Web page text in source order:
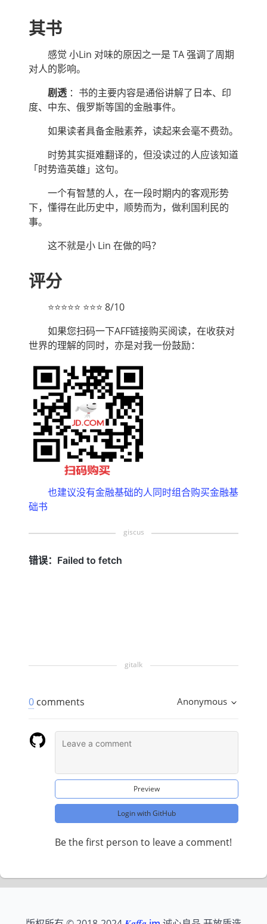
其书
感觉 小Lin 对味的原因之一是 TA 强调了周期
对人的影响。
剧透：书的主要内容是通俗讲解了日本、印
度、中东、俄罗斯等国的金融事件。
如果读者具备金融素养，读起来会毫不费劲。
时势其实挺难翻译的，但没读过的人应该知道
「时势造英雄」这句。
一个有智慧的人，在一段时期内的客观形势
下，懂得在此历史中，顺势而为，做利国利民的
事。
这不就是小 Lin 在做的吗？
评分
⭐⭐⭐⭐⭐ ⭐⭐⭐ 8/10
如果您扫码一下AFF链接购买阅读，在收获对
世界的理解的同时，亦是对我一份鼓励：
也建议没有金融基础的人同时组合购买金融基
础书
0 comments Anonymous
Preview
Login with GitHub
Be the first person to leave a comment!